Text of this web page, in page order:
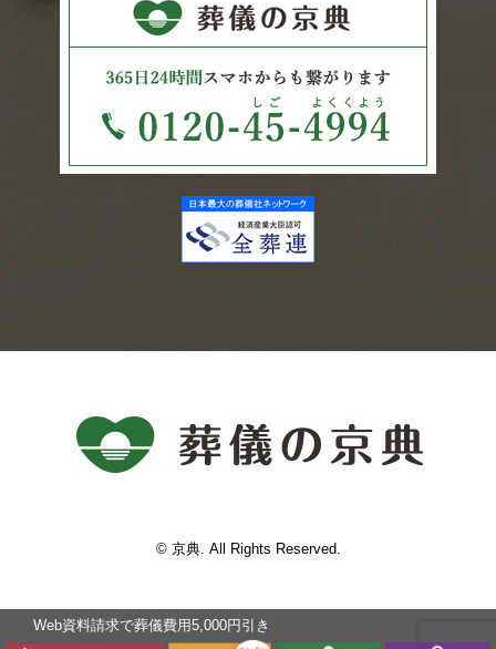
© 京典. All Rights Reserved.
Web資料請求で葬儀費⽤5,000円引き